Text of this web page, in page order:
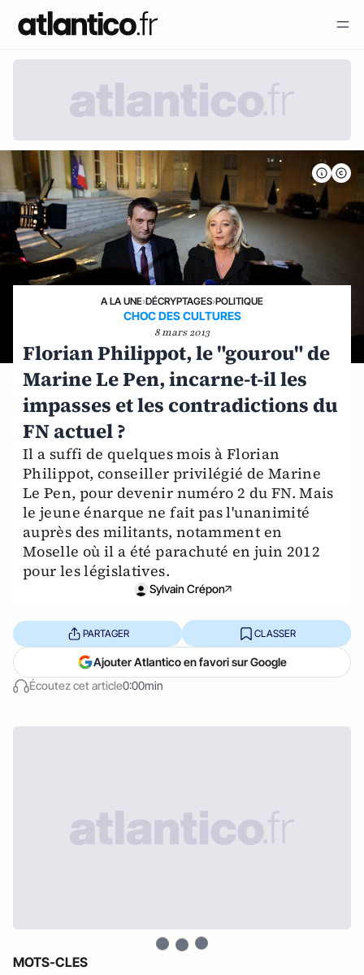
A LA UNE›DÉCRYPTAGES›POLITIQUE
CHOC DES CULTURES
8 mars 2013
Florian Philippot, le "gourou" de
Marine Le Pen, incarne-t-il les
impasses et les contradictions du
FN actuel ?
Il a suffi de quelques mois à Florian
Philippot, conseiller privilégié de Marine
Le Pen, pour devenir numéro 2 du FN. Mais
le jeune énarque ne fait pas l'unanimité
auprès des militants, notamment en
Moselle où il a été parachuté en juin 2012
pour les législatives.
Sylvain Crépon
Écoutez cet article0:00min
PARTAGER CLASSER
Ajouter Atlantico en favori sur Google
MOTS-CLES